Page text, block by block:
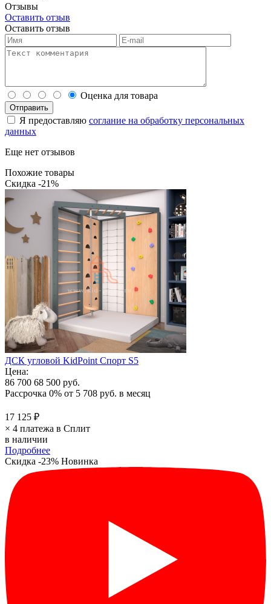
Отзывы
Оставить отзыв
Оставить отзыв
Оценка для товара
Я предоставляю соглание на обработку персональных
данных
Еще нет отзывов
Похожие товары
Скидка -21%
ДСК угловой KidPoint Спорт S5
Цена:
86 700 68 500 руб.
Рассрочка 0% от 5 708 руб. в месяц
17 125 ₽
× 4 платежа в Сплит
в наличии
Подробнее
Скидка -23% Новинка